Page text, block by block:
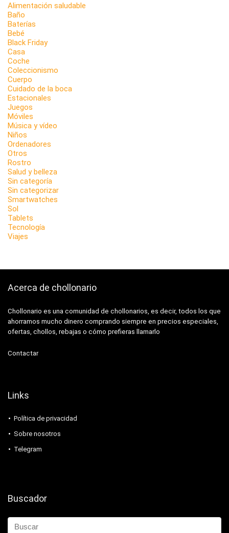
Alimentación saludable
Baño
Baterías
Bebé
Black Friday
Casa
Coche
Coleccionismo
Cuerpo
Cuidado de la boca
Estacionales
Juegos
Móviles
Música y vídeo
Niños
Ordenadores
Otros
Rostro
Salud y belleza
Sin categoría
Sin categorizar
Smartwatches
Sol
Tablets
Tecnología
Viajes
Acerca de chollonario
Chollonario es una comunidad de chollonarios, es decir, todos los que
ahorramos mucho dinero comprando siempre en precios especiales,
ofertas, chollos, rebajas o cómo prefieras llamarlo
Contactar
Links
Política de privacidad
Sobre nosotros
Telegram
Buscador